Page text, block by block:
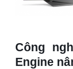
Công
Engine